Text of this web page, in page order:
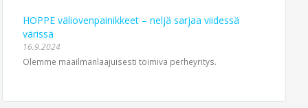
HOPPE väliovenpainikkeet – neljä sarjaa viidessä
värissä
16.9.2024
Olemme maailmanlaajuisesti toimiva perheyritys.